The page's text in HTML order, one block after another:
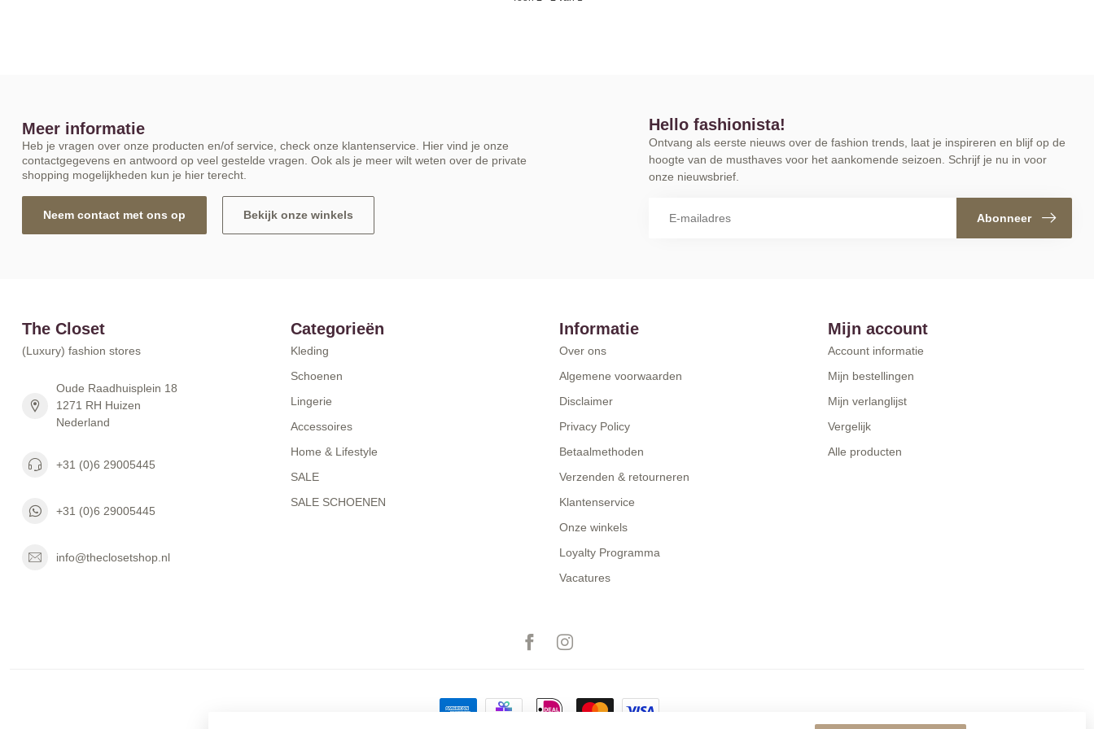
Meer informatie
Heb je vragen over onze producten en/of service, check onze klantenservice. Hier vind je onze
contactgegevens en antwoord op veel gestelde vragen. Ook als je meer wilt weten over de private
shopping mogelijkheden kun je hier terecht.
Neem contact met ons op Bekijk onze winkels
Hello fashionista!
Ontvang als eerste nieuws over de fashion trends, laat je inspireren en blijf op de
hoogte van de musthaves voor het aankomende seizoen. Schrijf je nu in voor
onze nieuwsbrief.
Abonneer
The Closet
(Luxury) fashion stores
Oude Raadhuisplein 18
1271 RH Huizen
Nederland
+31 (0)6 29005445
+31 (0)6 29005445
info@theclosetshop.nl
Categorieën
Kleding
Schoenen
Lingerie
Accessoires
Home & Lifestyle
SALE
SALE SCHOENEN
Informatie
Over ons
Algemene voorwaarden
Disclaimer
Privacy Policy
Betaalmethoden
Verzenden & retourneren
Klantenservice
Onze winkels
Loyalty Programma
Vacatures
Mijn account
Account informatie
Mijn bestellingen
Mijn verlanglijst
Vergelijk
Alle producten